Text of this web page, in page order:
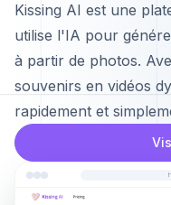
Kissing AI est une
utilise l'IA pour
à partir de photos.
souvenirs en vidéos
rapidement et